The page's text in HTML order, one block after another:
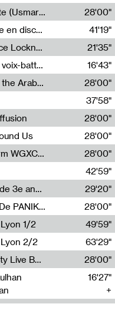
Radia Show #1095 : To Communicate (Usmaradio)
28'00"
Light turbulences #2 : Jérôme Game en discussion avec Thomas Corlin
41'19"
Light turbulences #3 : Le Châ (Lutèce Lockness)
21'35"
Light turbulences #1 : ON TIME (live voix-batterie) avec Jérôme Game & Jean-Michel Espitallier
16'43"
Radia Show #1094 Chronicles from the Arab Cold War by Ghazi Barakat
28'00"
37'58"
28'00"
Us
28'00"
Radia Show #1090 : Radia Wave Farm WGXC Corey De Juan Sherrard Jr Startalk
28'00"
42'59"
Regilote / Live avec les étudiant·es de 3e année de l'EMA
Nima Henryon,Athéna Noël,Amir Genillon,Ibourayane Ahmadi,Manelle Cherrih,Honorine Gibello,John Weeber,Manon Joseph
29'20"
Radia Show #1089 : MOUVEMENT De PANIK (Radio Panik)
28'00"
1/2
49'59"
Lyon 2/2
63'29"
Radia Show #1088 : Statue Of Liberty Live By Ed Baxter (Resonance)
28'00"
16'27"